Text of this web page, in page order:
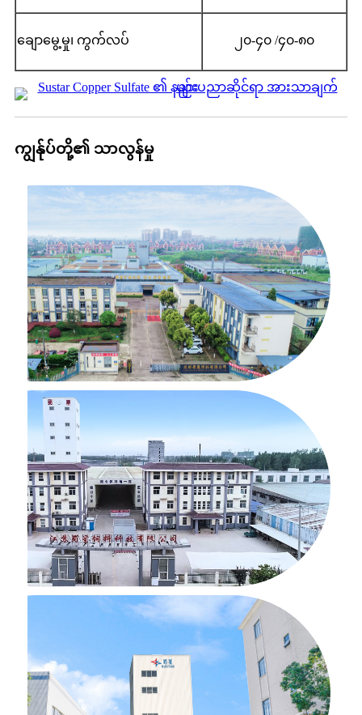
ချောမွေ့မှု၊ ကွက်လပ် ၂၀-၄၀ /၄၀-၈၀
ကျွန်ုပ်တို့၏ သာလွန်မှု